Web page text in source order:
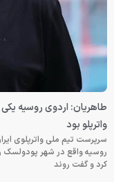
طاهریان: اردوی روسیه
واترپلو بود
سرپرست تیم ملی واترپلوی
روسیه واقع در شهر پودولسک
کرد و گفت روند